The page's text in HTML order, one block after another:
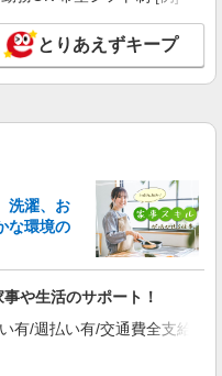
勤専従介護職
円 ▼給与詳細 処
円支給 ▼下記別途
最高額135万円） ※2025年6月
原町4-21
護スタッフ
円 ▼給与詳細 資
遇改善手当：35,920円 夜勤手
） ※6回目以降は1回6,000円
とりあえずキープ
洗濯、お
な環境の
や生活のサポート！
/週払い有/交通費全支給(ガ